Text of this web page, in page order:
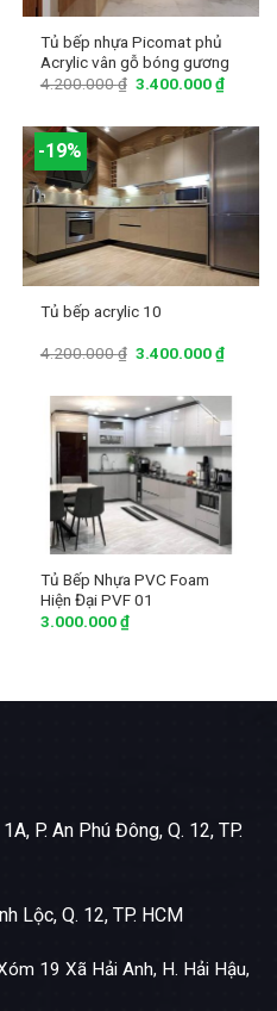
Tủ bếp nhựa Picomat phủ
Acrylic vân gỗ bóng gương
4.200.000₫ 3.400.000₫
-19%
Tủ bếp acrylic 10
4.200.000₫ 3.400.000₫
Tủ Bếp Nhựa PVC Foam
Hiện Đại PVF 01
3.000.000₫
P. An Phú Đông, Q. 12, TP.
Lộc, Q. 12, TP. HCM
19 Xã Hải Anh, H. Hải Hậu,